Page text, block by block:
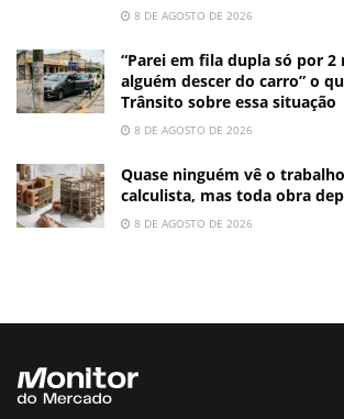
8 DE AGOSTO DE 2026
“Parei em fila dupla só por
alguém descer do carro” o
Trânsito sobre essa situação
8 DE AGOSTO DE 2026
Quase ninguém vê o
calculista, mas toda obra
8 DE AGOSTO DE 2026